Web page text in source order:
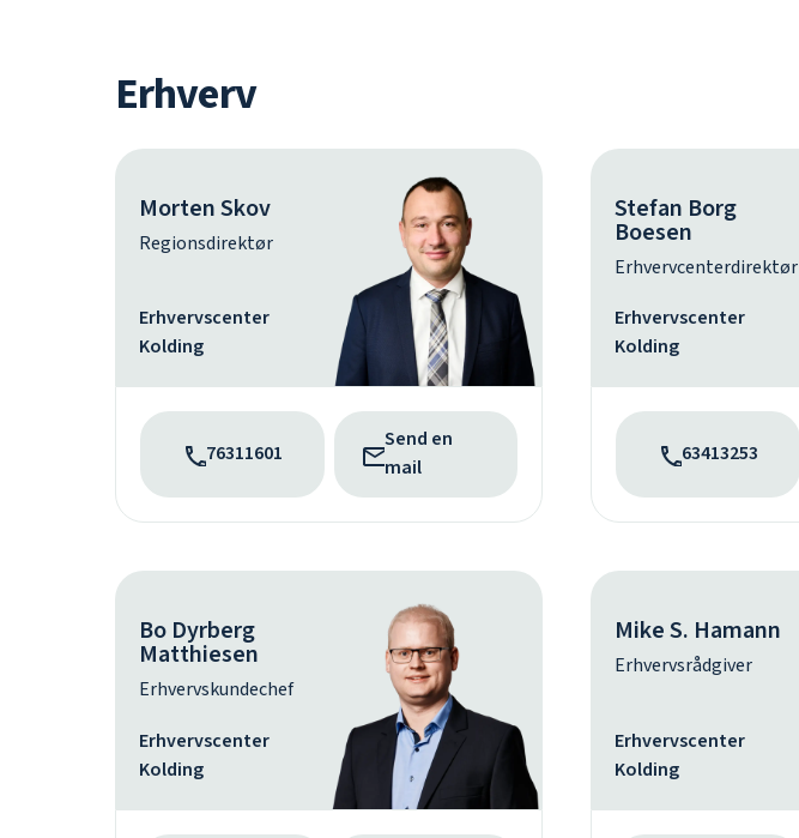
Erhverv
Morten Skov
Regionsdirektør
Erhvervscenter
Kolding
76311601
Send en
mail
Stefan Borg
Boesen
Erhvervcenterdirektør
Erhvervscenter
Kolding
63413253
Bo Dyrberg
Matthiesen
Erhvervskundechef
Erhvervscenter
Kolding
Mike S. Hamann
Erhvervsrådgiver
Erhvervscenter
Kolding